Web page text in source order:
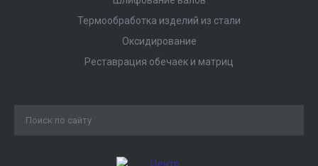
Термообработка изделий из стали
Оксидирование
Реставрация обечаек и матриц